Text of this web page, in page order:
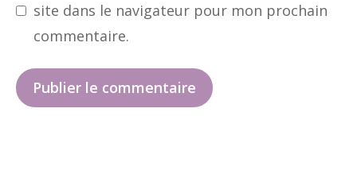
site dans le navigateur pour mon prochain
commentaire.